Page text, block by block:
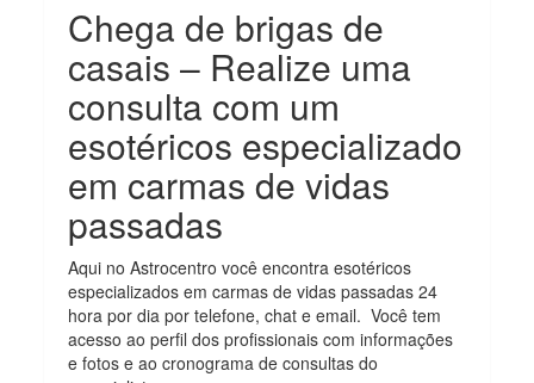
Chega de brigas de
casais – Realize uma
consulta com um
esotéricos especializado
em carmas de vidas
passadas
Aqui no Astrocentro você encontra esotéricos
especializados em carmas de vidas passadas 24
hora por dia por telefone, chat e email. Você tem
acesso ao perfil dos profissionais com informações
e fotos e ao cronograma de consultas do